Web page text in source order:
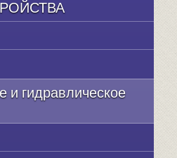
и гидравлическое